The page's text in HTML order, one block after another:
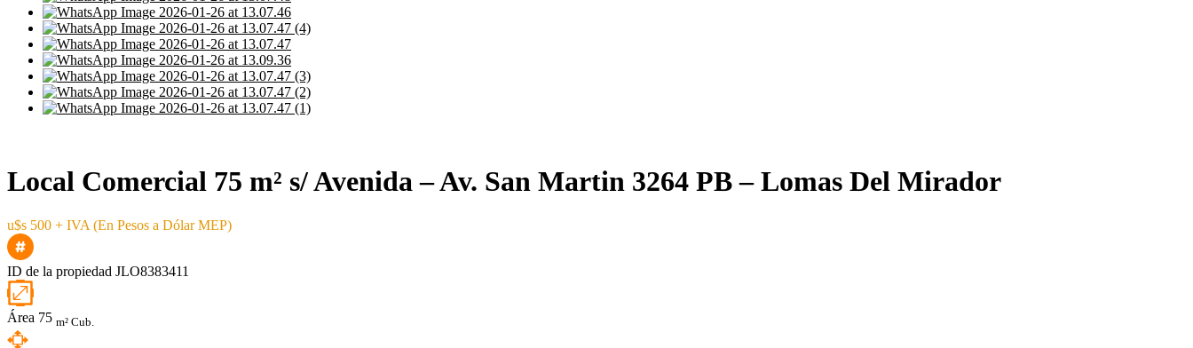
Local Comercial 75 m² s/ Avenida – Av. San Martin 3264 PB – Lomas Del Mirador
u$s 500 + IVA (En Pesos a Dólar MEP)
ID de la propiedad JLO8383411
Área 75 m² Cub.